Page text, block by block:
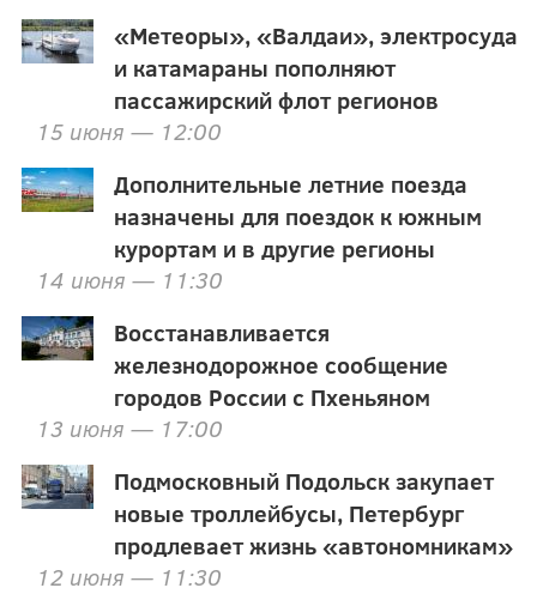
«Метеоры», «Валдаи», электросуда
и катамараны пополняют
пассажирский флот регионов
15 июня — 12:00
Дополнительные летние поезда
назначены для поездок к южным
курортам и в другие регионы
14 июня — 11:30
Восстанавливается
железнодорожное сообщение
городов России с Пхеньяном
13 июня — 17:00
Подмосковный Подольск закупает
новые троллейбусы, Петербург
продлевает жизнь «автономникам»
12 июня — 11:30